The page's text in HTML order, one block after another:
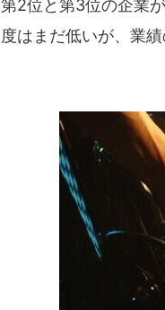
第2位と第3位の企業
度はまだ低いが、業